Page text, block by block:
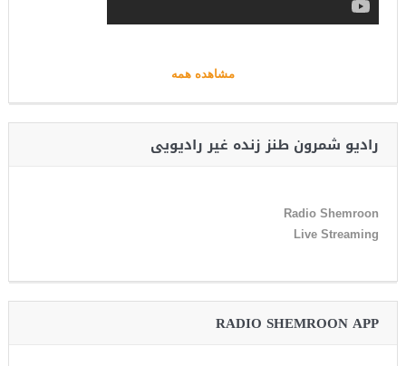
مشاهده همه
رادیو شمرون طنز زنده غیر رادیویی
Radio Shemroon
Live Streaming
RADIO SHEMROON APP